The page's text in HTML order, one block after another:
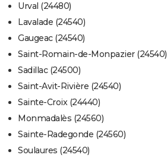
Urval (24480)
Lavalade (24540)
Gaugeac (24540)
Saint-Romain-de-Monpazier (24540)
Sadillac (24500)
Saint-Avit-Rivière (24540)
Sainte-Croix (24440)
Monmadalès (24560)
Sainte-Radegonde (24560)
Soulaures (24540)